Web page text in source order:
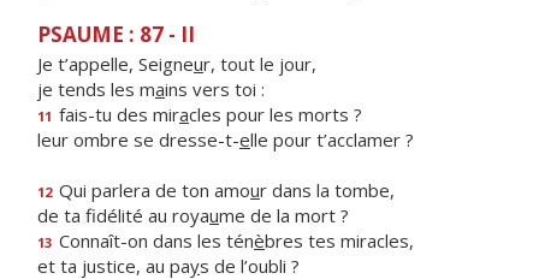
PSAUME : 87 - II
Je t’appelle, Seigneur, tout le jour,
je tends les mains vers toi :
11 fais-tu des miracles pour les morts ?
leur ombre se dresse-t-elle pour t’acclamer ?
12 Qui parlera de ton amour dans la tombe,
de ta fidélité au royaume de la mort ?
13 Connaît-on dans les ténèbres tes miracles,
et ta justice, au pays de l’oubli ?